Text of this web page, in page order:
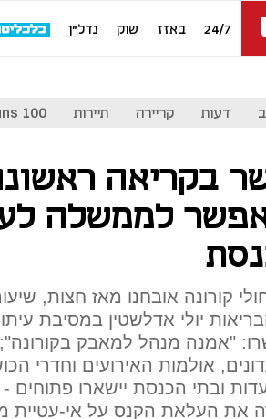
24/7 באזז שוק נדל"ן
דעות קריירה תיירות 100
בקריאה
לממשלה
יולי אדלשטין במסיבת
"אמנה מנהל למאבק
אולמות האירועים וחדרי
ובתי הכנסת יישארו פתוחים
את העלאת הקנס על אי-עטיית מסכה